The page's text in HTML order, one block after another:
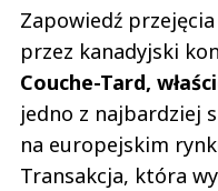
Zapowiedź
przez kanadyjski
Couche-Tard,
jedno z najbardziej
na europejskim
Transakcja, która